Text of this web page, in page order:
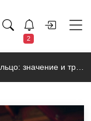
2
значение и традиции